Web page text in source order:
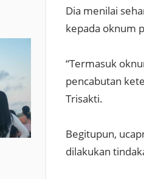
Dia menilai
kepada oknum
“Termasuk
pencabutan
Trisakti.
Begitupun,
dilakukan